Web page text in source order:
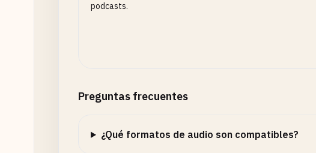
podcasts.
Preguntas frecuentes
¿Qué formatos de audio son compatibles?